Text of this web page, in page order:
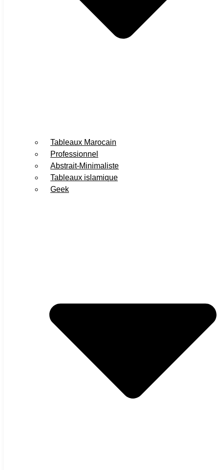
Tableaux Marocain
Professionnel
Abstrait-Minimaliste
Tableaux islamique
Geek